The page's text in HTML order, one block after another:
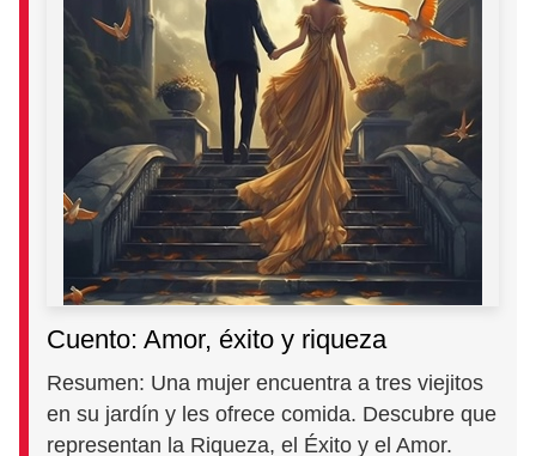
Cuento: Amor, éxito y riqueza
Resumen: Una mujer encuentra a tres viejitos
en su jardín y les ofrece comida. Descubre que
representan la Riqueza, el Éxito y el Amor.